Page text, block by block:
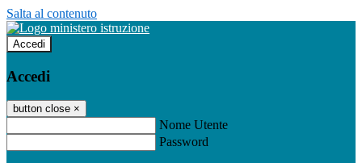
Salta al contenuto
Accedi
Accedi
button close ×
Nome Utente
Password